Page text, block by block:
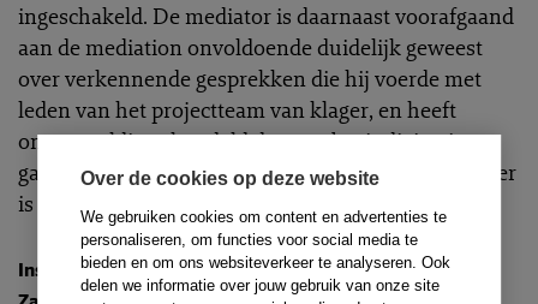
Over de cookies op deze website
We gebruiken cookies om content en advertenties te
personaliseren, om functies voor social media te
bieden en om ons websiteverkeer te analyseren. Ook
delen we informatie over jouw gebruik van onze site
ingeschakeld. De mediator is daarnaast voorafgaand
aan de mediation onvoldoende duidelijk geweest
over verkennende gesprekken die hij voerde met
leden van het projectteam van klager, en heeft
onzorgvuldig gehandeld door na beëindiging in te
gaan op een verzoek van werkgever waardoor klager
is benadeeld, zonder met die laatste te overleggen.
Instantie:Tuchtcommissie (eerste aanleg)